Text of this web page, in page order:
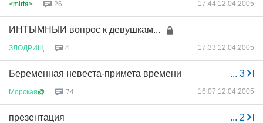
<mirta> 26 17:44 12.04.2005
ИНТЫМНЫЙ вопрос к девушкам...
ЗЛОДРИЩ 4 17:33 12.04.2005
... 3
Беременная невеста-примета времени
Морская@ 74 16:07 12.04.2005
... 2
презентация